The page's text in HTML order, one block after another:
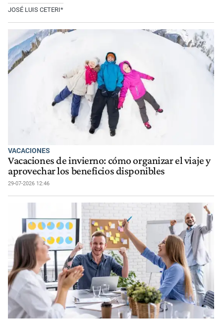
JOSÉ LUIS CETERI*
VACACIONES
Vacaciones de invierno: cómo organizar el viaje y
aprovechar los beneficios disponibles
29-07-2026 12:46